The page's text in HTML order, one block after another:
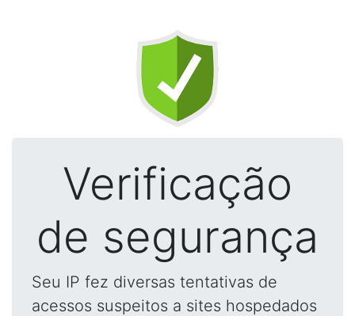
Verificação
de segurança
Seu IP fez diversas tentativas de
acessos suspeitos a sites hospedados